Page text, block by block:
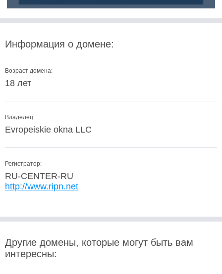
Информация о домене:
Возраст домена:
18 лет
Владелец:
Evropeiskie okna LLC
Регистратор:
RU-CENTER-RU
http://www.ripn.net
Другие домены, которые могут быть вам
интересны: